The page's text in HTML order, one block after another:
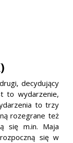
decydujący
to wydarzenie,
to trzy
rozegrane też
się m.in. Maja
się w